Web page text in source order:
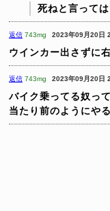
死ねと言って
返信 743mg 2023年09月20日
ウインカー出さずに
返信 743mg 2023年09月20日
バイク乗ってる奴っ
当たり前のようにや